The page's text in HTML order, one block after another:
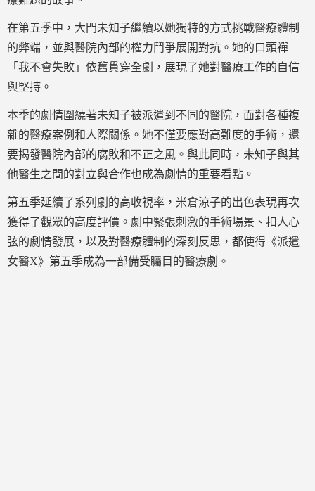
在第五季中，大門未知子繼續以她獨特的方式挑戰醫療體制
的弊端，並與醫院內部的權力鬥爭展開對抗。她的口頭禪
「我不會失敗」依舊貫穿全劇，展現了她對醫療工作的自信
與堅持。
本季的劇情圍繞著未知子被派遣到不同的醫院，面對各種複
雜的醫療案例和人際關係。她不僅要應對高難度的手術，還
要揭發醫院內部的腐敗和不正之風。與此同時，未知子與其
他醫生之間的對立與合作也成為劇情的重要看點。
第五季延續了系列劇的高收視率，米倉涼子的出色表現再次
獲得了觀眾的高度評價。劇中緊張刺激的手術場景、扣人心
弦的劇情發展，以及對醫療體制的深刻反思，都使得《派遣
女醫X》第五季成為一部備受矚目的醫療劇。